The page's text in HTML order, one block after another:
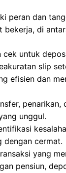
peran dan
bekerja, di
cek untuk
slip
efisien dan
unggul.
dengan cermat.
yang
pensiun,